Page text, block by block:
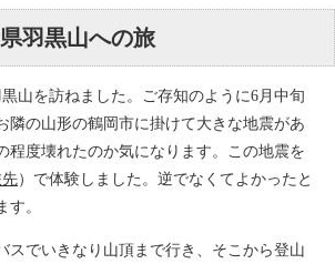
羽黒山への旅
山を訪ねました。ご存知のように6月中旬
隣の山形の鶴岡市に掛けて大きな地震があ
程度壊れたのか気になります。この地震を
）で体験しました。逆でなくてよかったと
す。
スでいきなり山頂まで行き、そこから登山